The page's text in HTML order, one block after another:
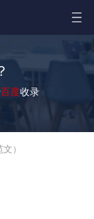
百度收录
）